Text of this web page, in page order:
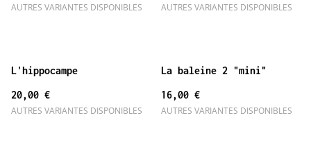
AUTRES VARIANTES DISPONIBLES
AUTRES VARIANTES DISPONIBLES
L'hippocampe
20,00 €
AUTRES VARIANTES DISPONIBLES
La baleine 2 "mini"
16,00 €
AUTRES VARIANTES DISPONIBLES